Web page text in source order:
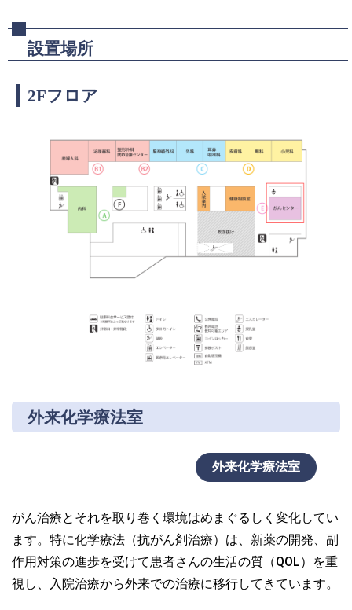
設置場所
2Fフロア
外来化学療法室
外来化学療法室
がん治療とそれを取り巻く環境はめまぐるしく変化してい
ます。特に化学療法（抗がん剤治療）は、新薬の開発、副
作用対策の進歩を受けて患者さんの生活の質（QOL）を重
視し、入院治療から外来での治療に移行してきています。